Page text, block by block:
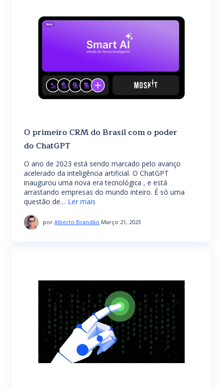
O primeiro CRM do Brasil com o poder
do ChatGPT
O ano de 2023 está sendo marcado pelo avanço
acelerado da inteligência artificial. O ChatGPT
inaugurou uma nova era tecnológica , e está
arrastando empresas do mundo inteiro. É só uma
questão de… Ler mais
porAlberto Brandão Março 21, 2023